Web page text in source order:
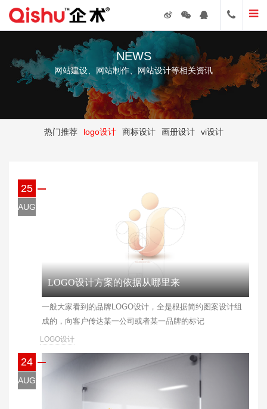
NEWS
网站建设、网站制作、网站设计等相关资讯
热门推荐 logo设计 商标设计 画册设计 vi设计
25
AUG
LOGO设计方案的依据从哪里来
​一般大家看到的品牌LOGO设计，全是根据简约图案设计组
成的，向客户传达某一公司或者某一品牌的标记
LOGO设计
24
AUG